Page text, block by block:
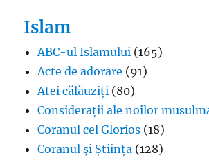
Islam
ABC-ul Islamului (165)
Acte de adorare (91)
Atei călăuziți (80)
Considerații ale noilor
Coranul cel Glorios (18)
Coranul și Știința (128)